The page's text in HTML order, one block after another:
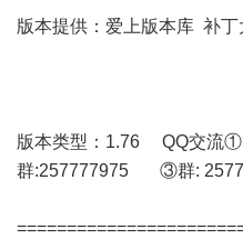
版本提供：爱上版本库 补丁
版本类型：1.76 QQ交
群:257777975 ③群: